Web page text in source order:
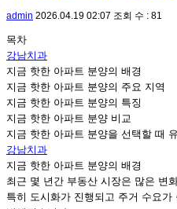
admin 2026.04.19 02:07 조회 수 : 81
목차
강남치과
지금 핫한 아파트 분양의 배경
지금 핫한 아파트 분양의 주요 지역
지금 핫한 아파트 분양의 특징
지금 핫한 아파트 분양 비교
지금 핫한 아파트 분양을 선택할 때
강남치과
지금 핫한 아파트 분양의 배경
최근 몇 년간 부동산 시장은 많은 변
특히 도시화가 진행되고 주거 수요